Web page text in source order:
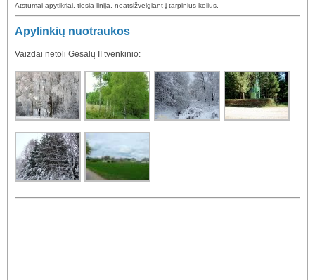
Atstumai apytikriai, tiesia linija, neatsižvelgiant į tarpinius kelius.
Apylinkių nuotraukos
Vaizdai netoli Gėsalų II tvenkinio: